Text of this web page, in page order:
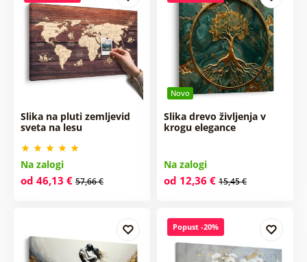
Slika na pluti zemljevid
sveta na lesu
Na zalogi
od 46,13 € 57,66 €
Novo
Slika drevo življenja v
krogu elegance
Na zalogi
od 12,36 € 15,45 €
Popust -20%